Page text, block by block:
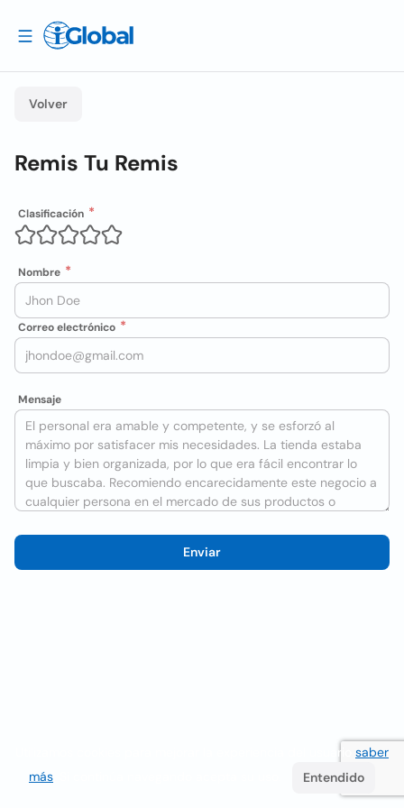
Volver
Remis Tu Remis
Clasificación
Nombre
Correo electrónico
Mensaje
Enviar
Utilizamos cookies para mejorar la experiencia del usuario saber
más
Entendido